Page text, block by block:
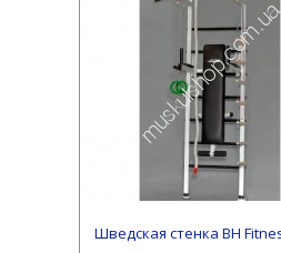
Шведская стенка BH